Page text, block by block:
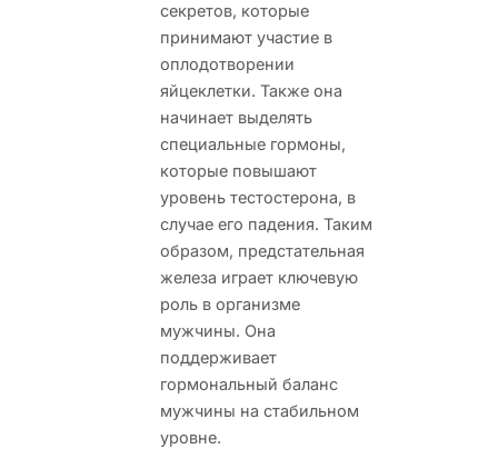
секретов, которые
принимают участие в
оплодотворении
яйцеклетки. Также она
начинает выделять
специальные гормоны,
которые повышают
уровень тестостерона, в
случае его падения. Таким
образом, предстательная
железа играет ключевую
роль в организме
мужчины. Она
поддерживает
гормональный баланс
мужчины на стабильном
уровне.